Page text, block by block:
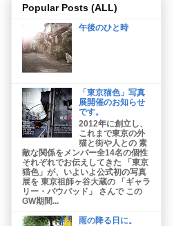
Popular Posts (ALL)
午後のひと時
「東京猫色」写真
展開催のお知らせ
です。
2012年に創立し、
これまで東京の外
猫と街や人との 素
敵な関係をメンバー全14名の個性
それぞれでお伝えしてきた 「東京
猫色」が、いよいよ公式初の写真
展を 東京祖師ヶ谷大蔵の 「ギャラ
リー・パウパッド」 さんで この
GW期間...
雨の降る日に。